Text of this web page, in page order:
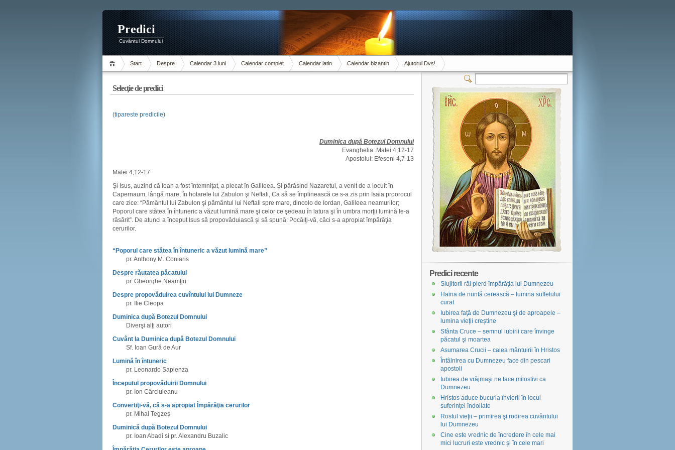
Predici
Cuvântul Domnului
Start Despre Calendar 3 luni Calendar complet Calendar latin Calendar bizantin Ajutorul Dvs!
Selecţie de predici
(tipareste predicile)
Duminica după Botezul Domnului
Evanghelia: Matei 4,12-17
Apostolul: Efeseni 4,7-13
Matei 4,12-17
Şi Isus, auzind că Ioan a fost întemniţat, a plecat în Galileea. Şi părăsind Nazaretul, a venit de a locuit în
Capernaum, lângă mare, în hotarele lui Zabulon şi Neftali, Ca să se împlinească ce s-a zis prin Isaia proorocul
care zice: “Pământul lui Zabulon şi pământul lui Neftali spre mare, dincolo de Iordan, Galileea neamurilor;
Poporul care stătea în întuneric a văzut lumină mare şi celor ce şedeau în latura şi în umbra morţii lumină le-a
răsărit”. De atunci a început Isus să propovăduiască şi să spună: Pocăiţi-vă, căci s-a apropiat împărăţia
cerurilor.
“Poporul care stătea în întuneric a văzut lumină mare”
pr. Anthony M. Coniaris
Despre răutatea păcatului
pr. Gheorghe Neamţiu
Despre propovăduirea cuvîntului lui Dumneze
pr. Ilie Cleopa
Duminica după Botezul Domnului
Diverşi alţi autori
Cuvânt la Duminica după Botezul Domnului
Sf. Ioan Gură de Aur
Lumină în întuneric
pr. Leonardo Sapienza
Începutul propovăduirii Domnului
pr. Ion Cârciuleanu
Convertiţi-vă, că s-a apropiat Împărăţia cerurilor
pr. Mihai Tegzeş
Duminică după Botezul Domnului
pr. Ioan Abadi si pr. Alexandru Buzalic
Predici recente
Slujitorii răi pierd împărăţia lui Dumnezeu
Haina de nuntă cerească – lumina sufletului
curat
Iubirea faţă de Dumnezeu şi de aproapele –
lumina vieţii creştine
Sfânta Cruce – semnul iubirii care învinge
păcatul şi moartea
Asumarea Crucii – calea mântuirii în Hristos
Întâlnirea cu Dumnezeu face din pescari
apostoli
Iubirea de vrăjmaşi ne face milostivi ca
Dumnezeu
Hristos aduce bucuria învierii în locul
suferinţei îndoliate
Rostul vieţii – primirea şi rodirea cuvântului
lui Dumnezeu
Cine este vrednic de încredere în cele mai
mici lucruri este vrednic şi în cele mari